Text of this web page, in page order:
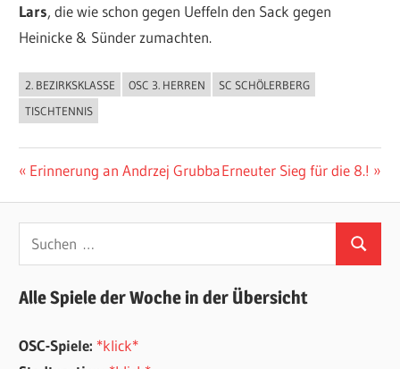
Lars, die wie schon gegen Ueffeln den Sack gegen
Heinicke & Sünder zumachten.
ALLGEMEIN
2. BEZIRKSKLASSE OSC 3. HERREN
SC SCHÖLERBERG
TISCHTENNIS
Beitragsnavigation
Vorheriger
Erinnerung an Andrzej GrubbaNächster
Erneuter Sieg für die 8.!
Suchen
nach:
Suchen
Alle Spiele der Woche in der Übersicht
OSC-Spiele: *klick*